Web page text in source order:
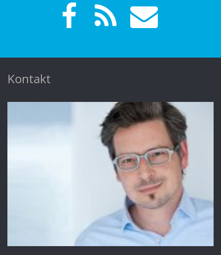
Kontakt